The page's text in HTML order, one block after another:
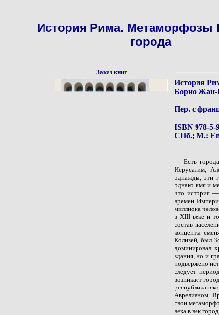
История Рима. Метаморфозы
города
Заказ книг
История
Борио
Пер. с
ISBN 978-5-
СПб.; М.:
Есть
Иерусалим,
однажды, эти
однако имя и
что история —
времен
миллиона
в XIII веке и
состав
концепты
Колизей, был
доминировал
здания, но и
подвержено
следует
возникает
Аврелианом.
свои
века в век